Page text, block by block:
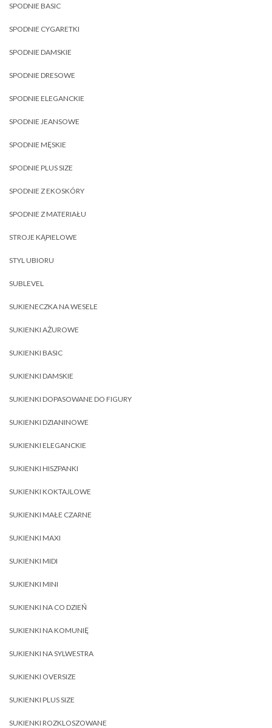
SPODNIE BASIC
SPODNIE CYGARETKI
SPODNIE DAMSKIE
SPODNIE DRESOWE
SPODNIE ELEGANCKIE
SPODNIE JEANSOWE
SPODNIE MĘSKIE
SPODNIE PLUS SIZE
SPODNIE Z EKOSKÓRY
SPODNIE Z MATERIAŁU
STROJE KĄPIELOWE
STYL UBIORU
SUBLEVEL
SUKIENECZKA NA WESELE
SUKIENKI AŻUROWE
SUKIENKI BASIC
SUKIENKI DAMSKIE
SUKIENKI DOPASOWANE DO FIGURY
SUKIENKI DZIANINOWE
SUKIENKI ELEGANCKIE
SUKIENKI HISZPANKI
SUKIENKI KOKTAJLOWE
SUKIENKI MAŁE CZARNE
SUKIENKI MAXI
SUKIENKI MIDI
SUKIENKI MINI
SUKIENKI NA CO DZIEŃ
SUKIENKI NA KOMUNIĘ
SUKIENKI NA SYLWESTRA
SUKIENKI OVERSIZE
SUKIENKI PLUS SIZE
SUKIENKI ROZKLOSZOWANE